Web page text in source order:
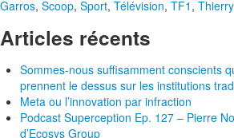
Garros, Scoop, Sport, Télévision, TF1 ,
Articles récents
Sommes-nous suffisamment conscients
prennent le dessus sur les institutions
Meta ou l’innovation par infraction
Podcast Superception Ep. 127 – Pierre
d’Ecosys Group